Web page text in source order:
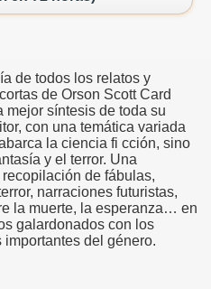
de todos los relatos y
de Orson Scott Card
mejor síntesis de toda su
con una temática variada
la ciencia fi cción, sino
y el terror. Una
de fábulas,
narraciones futuristas,
la muerte, la esperanza… en
galardonados con los
importantes del género.